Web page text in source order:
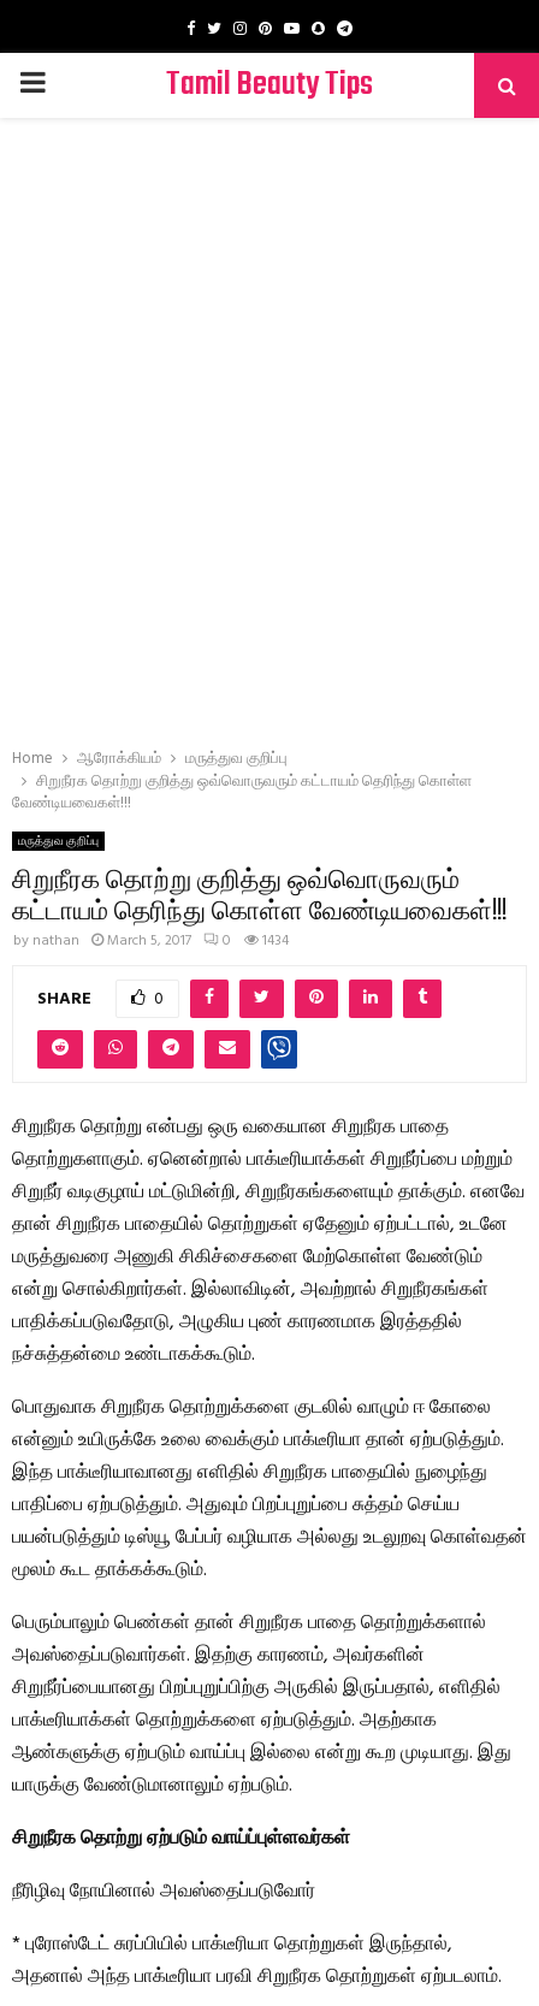
Facebook
TwitterInstagram
PinterestYoutube
SnapchatTelegram
PRIMARY
Tamil Beauty Tips
Home ஆரோக்கியம்
மருத்துவ குறிப்பு
சிறுநீரக தொற்று குறித்து ஒவ்வொருவரும் கட்டாயம் தெரிந்து கொள்ள
வேண்டியவைகள்!!!
மருத்துவ குறிப்பு
சிறுநீரக தொற்று குறித்து ஒவ்வொருவரும்
கட்டாயம் தெரிந்து கொள்ள வேண்டியவைகள்!!!
by nathan March 5, 2017 0 1434
SHARE 0
சிறுநீரக தொற்று என்பது ஒரு வகையான சிறுநீரக பாதை
தொற்றுகளாகும். ஏனென்றால் பாக்டீரியாக்கள் சிறுநீர்ப்பை மற்றும்
சிறுநீர் வடிகுழாய் மட்டுமின்றி, சிறுநீரகங்களையும் தாக்கும். எனவே
தான் சிறுநீரக பாதையில் தொற்றுகள் ஏதேனும் ஏற்பட்டால், உடனே
மருத்துவரை அணுகி சிகிச்சைகளை மேற்கொள்ள வேண்டும்
என்று சொல்கிறார்கள். இல்லாவிடின், அவற்றால் சிறுநீரகங்கள்
பாதிக்கப்படுவதோடு, அழுகிய புண் காரணமாக இரத்ததில்
நச்சுத்தன்மை உண்டாகக்கூடும்.
பொதுவாக சிறுநீரக தொற்றுக்களை குடலில் வாழும் ஈ கோலை
என்னும் உயிருக்கே உலை வைக்கும் பாக்டீரியா தான் ஏற்படுத்தும்.
இந்த பாக்டீரியாவானது எளிதில் சிறுநீரக பாதையில் நுழைந்து
பாதிப்பை ஏற்படுத்தும். அதுவும் பிறப்புறுப்பை சுத்தம் செய்ய
பயன்படுத்தும் டிஸ்யூ பேப்பர் வழியாக அல்லது உடலுறவு கொள்வதன்
மூலம் கூட தாக்கக்கூடும்.
பெரும்பாலும் பெண்கள் தான் சிறுநீரக பாதை தொற்றுக்களால்
அவஸ்தைப்படுவார்கள். இதற்கு காரணம், அவர்களின்
சிறுநீர்ப்பையானது பிறப்புறுப்பிற்கு அருகில் இருப்பதால், எளிதில்
பாக்டீரியாக்கள் தொற்றுக்களை ஏற்படுத்தும். அதற்காக
ஆண்களுக்கு ஏற்படும் வாய்ப்பு இல்லை என்று கூற முடியாது. இது
யாருக்கு வேண்டுமானாலும் ஏற்படும்.
சிறுநீரக தொற்று ஏற்படும் வாய்ப்புள்ளவர்கள்
நீரிழிவு நோயினால் அவஸ்தைப்படுவோர்
* புரோஸ்டேட் சுரப்பியில் பாக்டீரியா தொற்றுகள் இருந்தால்,
அதனால் அந்த பாக்டீரியா பரவி சிறுநீரக தொற்றுகள் ஏற்படலாம்.